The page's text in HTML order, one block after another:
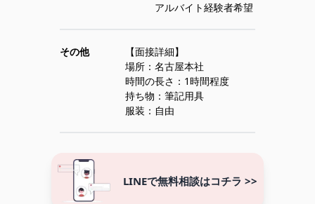
アルバイト経験者希望
その他
【面接詳細】
場所：名古屋本社
時間の長さ：1時間程度
持ち物：筆記用具
服装：自由
LINEで無料相談はコチラ >>